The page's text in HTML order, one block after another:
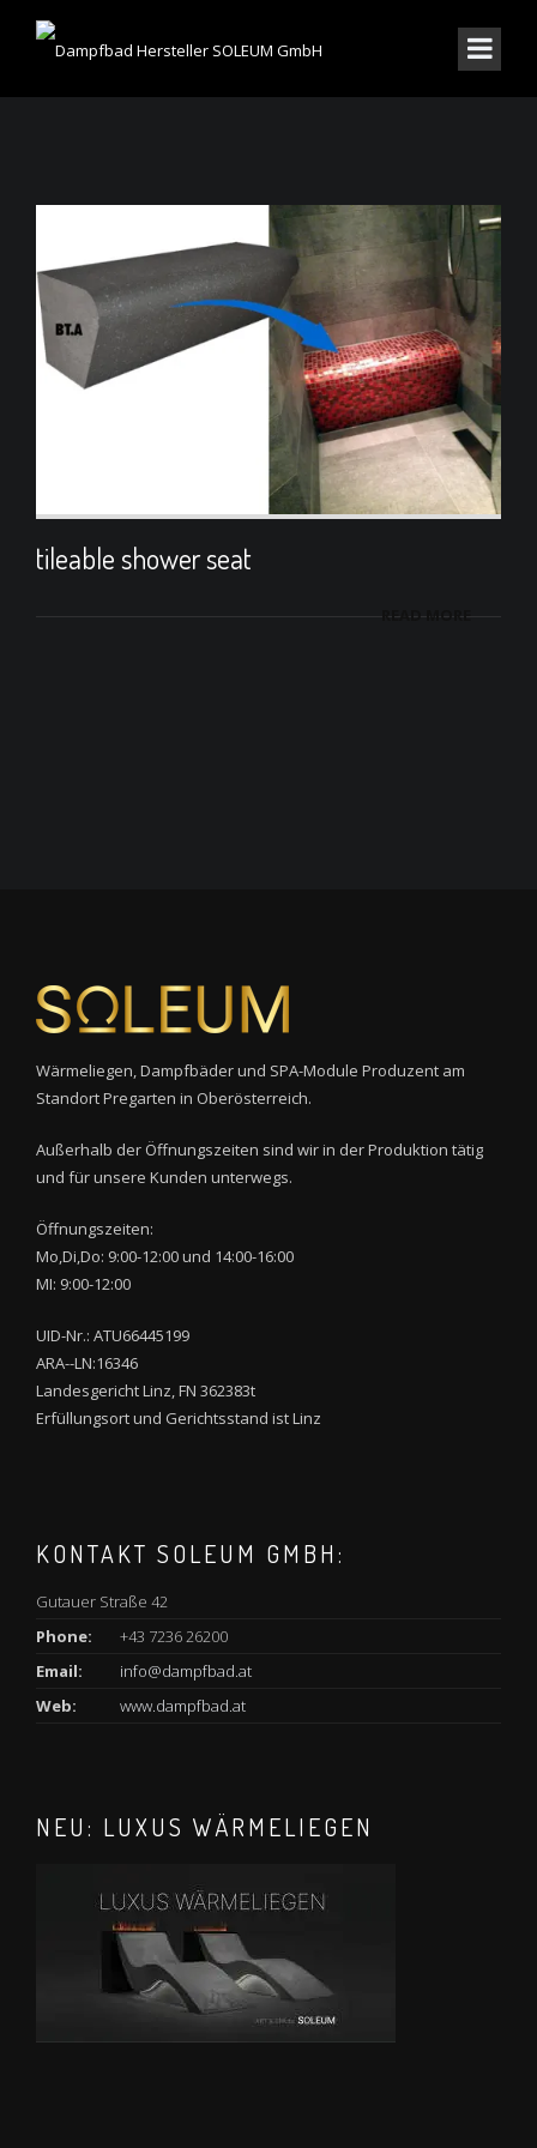
tileable shower seat
READ MORE
Wärmeliegen, Dampfbäder und SPA-Module Produzent am
Standort Pregarten in Oberösterreich.
Außerhalb der Öffnungszeiten sind wir in der Produktion tätig
und für unsere Kunden unterwegs.
Öffnungszeiten:
Mo,Di,Do: 9:00-12:00 und 14:00-16:00
MI: 9:00-12:00
UID-Nr.: ATU66445199
ARA--LN:16346
Landesgericht Linz, FN 362383t
Erfüllungsort und Gerichtsstand ist Linz
KONTAKT SOLEUM GMBH:
Gutauer Straße 42
Phone:
+43 7236 26200
Email:
info@dampfbad.at
Web:
www.dampfbad.at
NEU: LUXUS WÄRMELIEGEN